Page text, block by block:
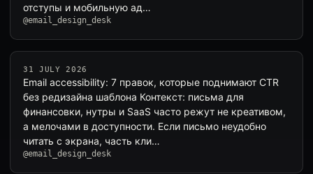
отступы и мобильную ад…
@email_design_desk
31 JULY 2026
Email accessibility: 7 правок, которые поднимают CTR
без редизайна шаблона Контекст: письма для
финансовки, нутры и SaaS часто режут не креативом,
а мелочами в доступности. Если письмо неудобно
читать с экрана, часть кли…
@email_design_desk